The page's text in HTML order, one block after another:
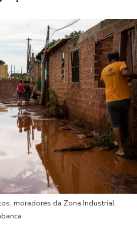
moradores da Zona Industrial